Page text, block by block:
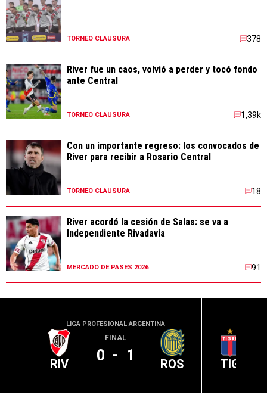
TORNEO CLAUSURA 378
River fue un caos, volvió a perder y tocó fondo
ante Central
TORNEO CLAUSURA 1,39k
Con un importante regreso: los convocados de
River para recibir a Rosario Central
TORNEO CLAUSURA 18
River acordó la cesión de Salas: se va a
Independiente Rivadavia
MERCADO DE PASES 2026 91
LIGA PROFESIONAL ARGENTINA
RIV
FINAL
0 - 1 ROS TIG